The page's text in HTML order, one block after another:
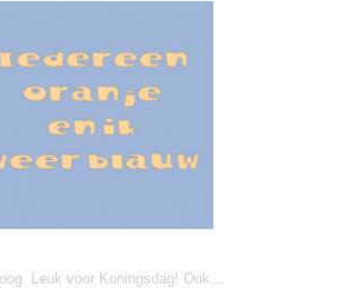
Leuk voor Koningsdag! Ook…